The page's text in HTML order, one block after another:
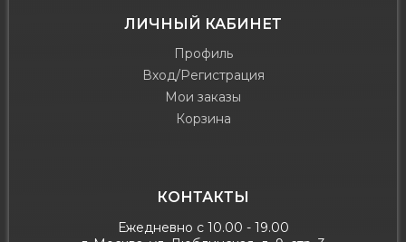
ЛИЧНЫЙ КАБИНЕТ
Профиль
Вход/Регистрация
Мои заказы
Корзина
КОНТАКТЫ
Ежедневно с 10.00 - 19.00